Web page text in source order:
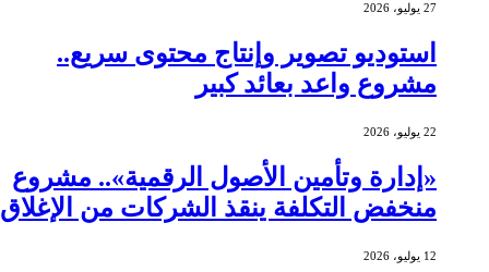
27 يوليو، 2026
استوديو تصوير وإنتاج محتوى سريع..
مشروع واعد بعائد كبير
22 يوليو، 2026
«إدارة وتأمين الأصول الرقمية».. مشروع
منخفض التكلفة ينقذ الشركات من الإغلاق
12 يوليو، 2026